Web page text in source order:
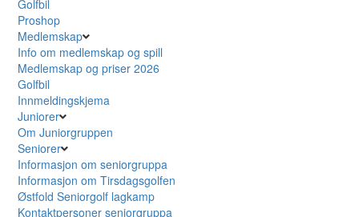
Golfbil
Proshop
Medlemskap
Info om medlemskap og spill
Medlemskap og priser 2026
Golfbil
Innmeldingskjema
Juniorer
Om Juniorgruppen
Seniorer
Informasjon om seniorgruppa
Informasjon om Tirsdagsgolfen
Østfold Seniorgolf lagkamp
Kontaktpersoner seniorgruppa